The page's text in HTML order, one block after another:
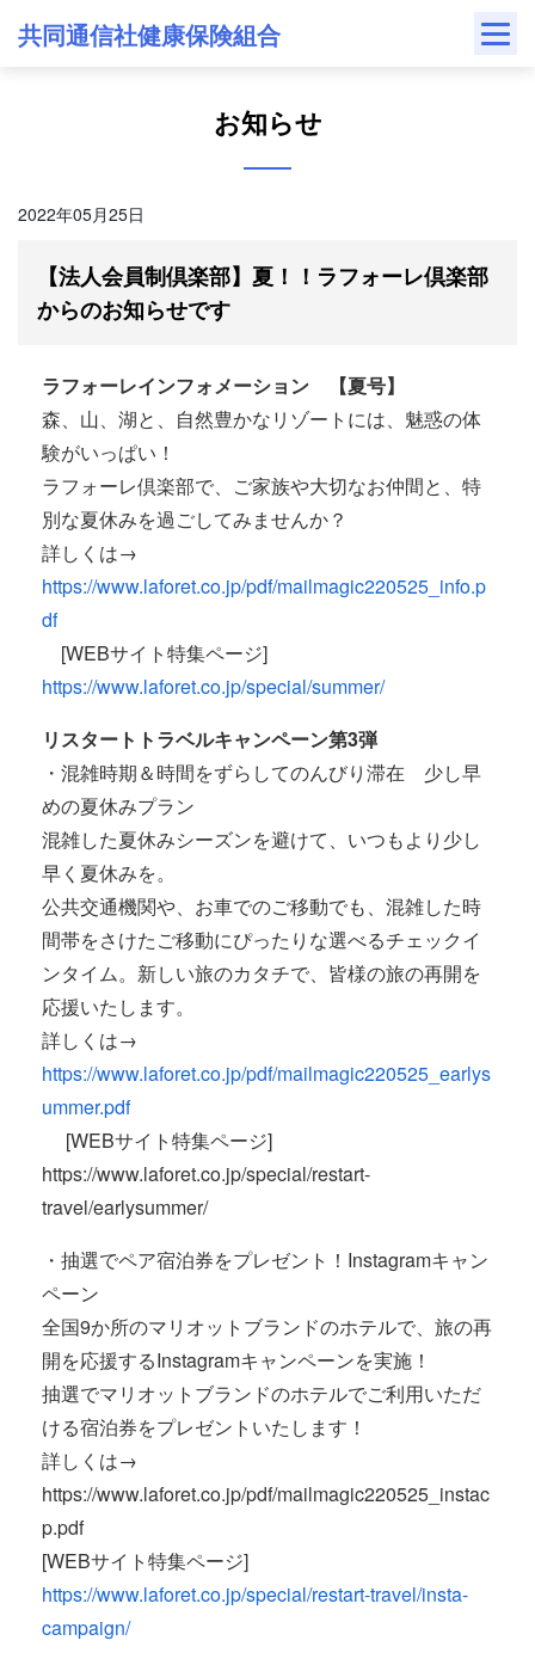
共同通信社健康保険組合
お知らせ
2022年05月25日
【法人会員制倶楽部】夏！！ラフォーレ倶楽部
からのお知らせです
ラフォーレインフォメーション 【夏号】
森、山、湖と、自然豊かなリゾートには、魅惑の体
験がいっぱい！
ラフォーレ倶楽部で、ご家族や大切なお仲間と、特
別な夏休みを過ごしてみませんか？
詳しくは→
https://www.laforet.co.jp/pdf/mailmagic220525_info.p
df
[WEBサイト特集ページ]
https://www.laforet.co.jp/special/summer/
リスタートトラベルキャンペーン第3弾
・混雑時期＆時間をずらしてのんびり滞在 少し早
めの夏休みプラン
混雑した夏休みシーズンを避けて、いつもより少し
早く夏休みを。
公共交通機関や、お車でのご移動でも、混雑した時
間帯をさけたご移動にぴったりな選べるチェックイ
ンタイム。新しい旅のカタチで、皆様の旅の再開を
応援いたします。
詳しくは→
https://www.laforet.co.jp/pdf/mailmagic220525_earlys
ummer.pdf
[WEBサイト特集ページ]
https://www.laforet.co.jp/special/restart-
travel/earlysummer/
・抽選でペア宿泊券をプレゼント！Instagramキャン
ペーン
全国9か所のマリオットブランドのホテルで、旅の再
開を応援するInstagramキャンペーンを実施！
抽選でマリオットブランドのホテルでご利用いただ
ける宿泊券をプレゼントいたします！
詳しくは→
https://www.laforet.co.jp/pdf/mailmagic220525_instac
p.pdf
[WEBサイト特集ページ]
https://www.laforet.co.jp/special/restart-travel/insta-
campaign/